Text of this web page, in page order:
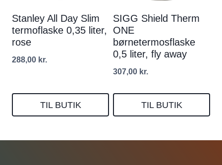
Stanley All Day Slim
termoflaske 0,35 liter,
rose
288,00 kr.
TIL BUTIK
SIGG Shield Therm
ONE
børnetermosflaske
0,5 liter, fly away
307,00 kr.
TIL BUTIK